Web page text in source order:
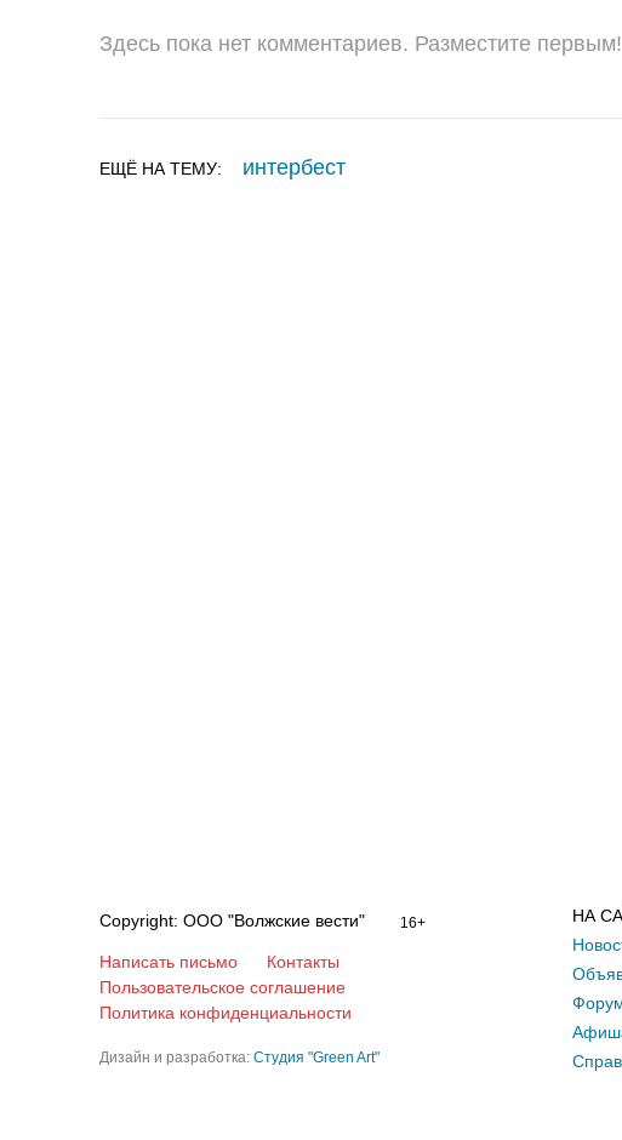
Здесь пока нет комментариев. Разместите первым!
ЕЩЁ НА ТЕМУ: интербест
Copyright: ООО "Волжские вести" 16+
Написать письмо
Контакты
Пользовательское соглашение
Политика конфиденциальности
Дизайн и разработка: Студия "Green Art"
НА